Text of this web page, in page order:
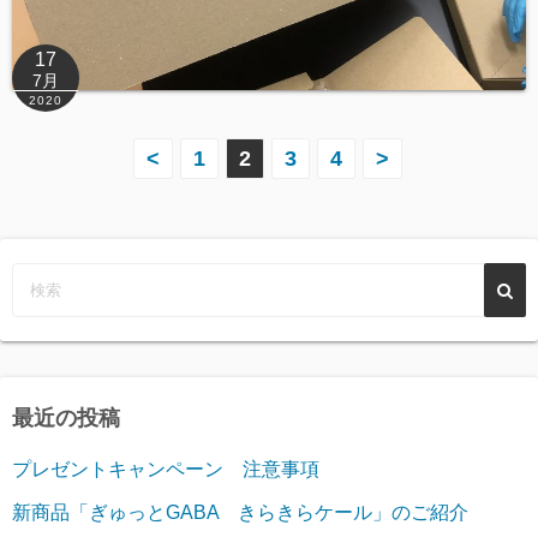
17
7月
2020
ペ
ー
り
< 1 2 3 4 >
最近の投稿
プレゼントキャンペーン 注意事項
新商品「ぎゅっとGABA きらきらケール」のご紹介